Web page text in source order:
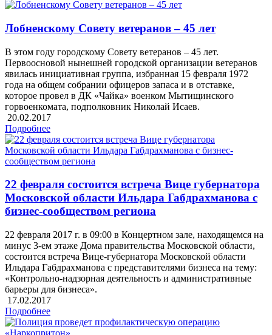
Лобненскому Совету ветеранов – 45 лет
В этом году городскому Совету ветеранов – 45 лет.
Первоосновой нынешней городской организации ветеранов
явилась инициативная группа, избранная 15 февраля 1972
года на общем собрании офицеров запаса и в отставке,
которое провел в ДК «Чайка» военком Мытищинского
горвоенкомата, подполковник Николай Исаев.
20.02.2017
Подробнее
22 февраля состоится встреча Вице губернатора
Московской области Ильдара Габдрахманова с
бизнес-сообществом региона
22 февраля 2017 г. в 09:00 в Концертном зале, находящемся на
минус 3-ем этаже Дома правительства Московской области,
состоится встреча Вице-губернатора Московской области
Ильдара Габдрахманова с представителями бизнеса на тему:
«Контрольно-надзорная деятельность и административные
барьеры для бизнеса».
17.02.2017
Подробнее